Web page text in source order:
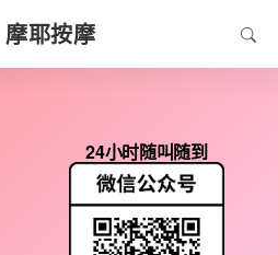
摩耶按摩
24小时随叫随到